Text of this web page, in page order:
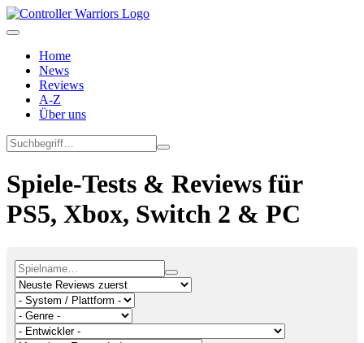
Home
News
Reviews
A-Z
Über uns
Spiele-Tests & Reviews für
PS5, Xbox, Switch 2 & PC